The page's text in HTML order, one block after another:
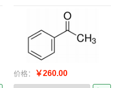
价格： ￥260.00